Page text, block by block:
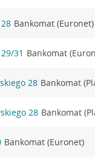
Bankomat (Euronet)
31 Bankomat
28 Bankomat
28 Bankomat
Bankomat (Euronet)